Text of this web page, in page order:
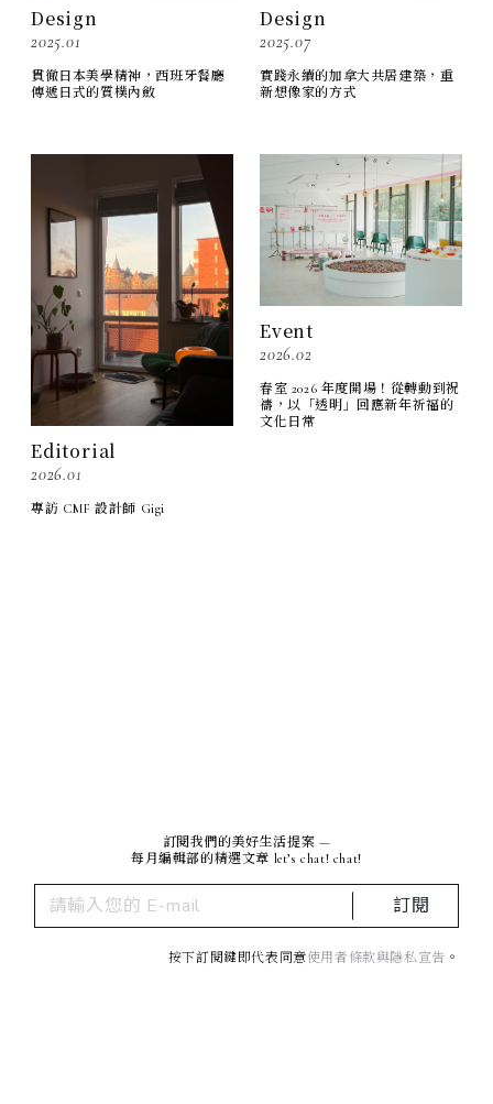
Design
2025.01
貫徹日本美學精神，西班牙餐廳
傳遞日式的質樸內斂
Design
2025.07
實踐永續的加拿大共居建築，重
新想像家的方式
Editorial
2026.01
專訪 CMF 設計師 Gigi
Event
2026.02
春室 2026 年度開場！從轉動到祝
禱，以「透明」回應新年祈福的
文化日常
訂閱我們的美好生活提案 —
每月編輯部的精選文章 let’s chat! chat!
訂閱
按下訂閱鍵即代表同意使用者條款與隱私宣告 。